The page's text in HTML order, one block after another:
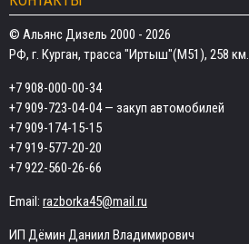
© Альянс Дизель 2000 - 2026
РФ, г. Курган, трасса "Иртыш"(М51), 258 км.
+7 908-000-00-34
+7 909-723-04-04— закуп автомобилей
+7 909-174-15-15
+7 919-577-20-20
+7 922-560-26-66
Email: razborka45@mail.ru
ИП Дёмин Даниил Владимирович